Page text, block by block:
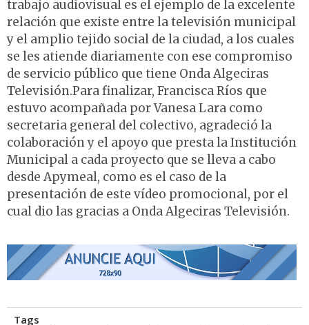
trabajo audiovisual es el ejemplo de la excelente
relación que existe entre la televisión municipal
y el amplio tejido social de la ciudad, a los cuales
se les atiende diariamente con ese compromiso
de servicio público que tiene Onda Algeciras
Televisión.Para finalizar, Francisca Ríos que
estuvo acompañada por Vanesa Lara como
secretaria general del colectivo, agradeció la
colaboración y el apoyo que presta la Institución
Municipal a cada proyecto que se lleva a cabo
desde Apymeal, como es el caso de la
presentación de este vídeo promocional, por el
cual dio las gracias a Onda Algeciras Televisión.
Tags